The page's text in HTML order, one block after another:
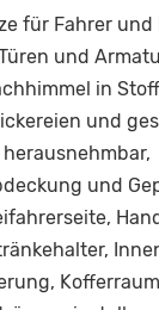
für Fahrer und
und
in
und
und